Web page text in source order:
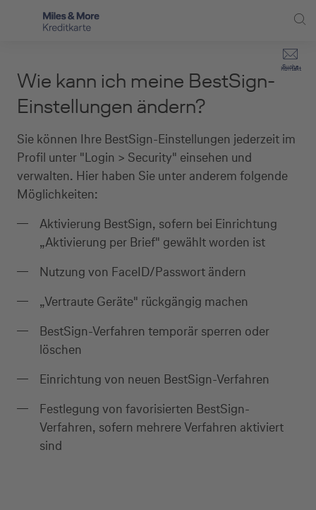
Direkt zur Suche (Enter drücken)
Kontakt
Suche
Selbstständige
Service
Schritt für Schritt zur neuen Karte
Kreditkarte empfehlen
Kreditkarten-Banking
Kreditkarte beantragen
Wie kann ich meine BestSign-
Einstellungen ändern?
Sie können Ihre BestSign-Einstellungen jederzeit im
Profil unter "Login > Security" einsehen und
verwalten. Hier haben Sie unter anderem folgende
Möglichkeiten:
Aktivierung BestSign, sofern bei Einrichtung
„Aktivierung per Brief" gewählt worden ist
Nutzung von FaceID/Passwort ändern
„Vertraute Geräte" rückgängig machen
BestSign-Verfahren temporär sperren oder
löschen
Einrichtung von neuen BestSign-Verfahren
Festlegung von favorisierten BestSign-
Verfahren, sofern mehrere Verfahren aktiviert
sind